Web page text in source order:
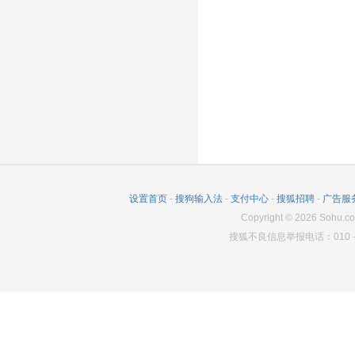
设置首页 - 搜狗输入法 - 支付中心 - 搜狐招聘 - 广告服
Copyright© 2026
搜狐不良信息举报电话：010